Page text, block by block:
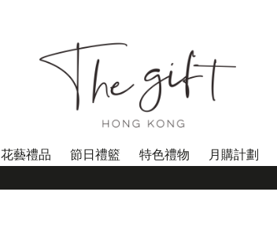
花藝禮品 節日禮籃 特色禮物 月購計劃